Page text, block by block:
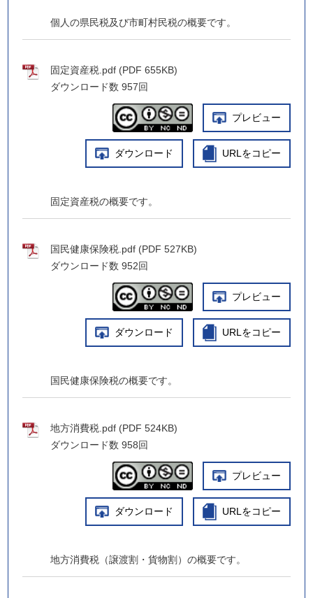
個人の県民税及び市町村民税の概要です。
固定資産税.pdf (PDF 655KB)
ダウンロード数 957回
プレビュー
ダウンロード URLをコピー
固定資産税の概要です。
国民健康保険税.pdf (PDF 527KB)
ダウンロード数 952回
プレビュー
ダウンロード URLをコピー
国民健康保険税の概要です。
地方消費税.pdf (PDF 524KB)
ダウンロード数 958回
プレビュー
ダウンロード URLをコピー
地方消費税（譲渡割・貨物割）の概要です。